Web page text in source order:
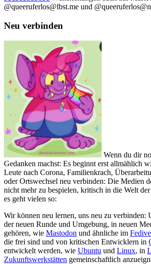
@queeruferlos@lbst.me und
Neu verbinden
Wenn du dir
Gedanken machst: Es beginnt erst allmählich
Leute nach Corona, Familienkrach,
oder Ortswechsel neu verbinden: Die Medien
nicht mehr zu bespielen, kritisch in die Welt
es geht vielen so:
Wir können neu lernen, uns neu zu verbinden:
der neuen Runde und Umgebung, in neuen
gehören, wie Mastodon und ähnliche im
die frei sind und von kritischen Entwicklern in
entwickelt werden, wie Ubuntu und Linux, in
Zukunftswerkstätten gemeinschaftlich